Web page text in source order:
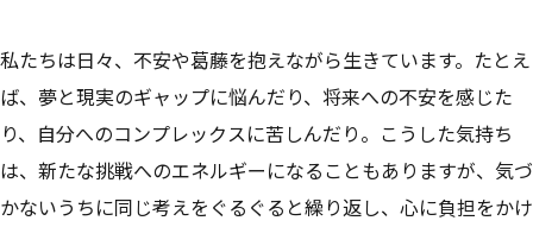
私たちは日々、不安や葛藤を抱えながら生きています。たとえ
ば、夢と現実のギャップに悩んだり、将来への不安を感じた
り、自分へのコンプレックスに苦しんだり。こうした気持ち
は、新たな挑戦へのエネルギーになることもありますが、気づ
かないうちに同じ考えをぐるぐると繰り返し、心に負担をかけ